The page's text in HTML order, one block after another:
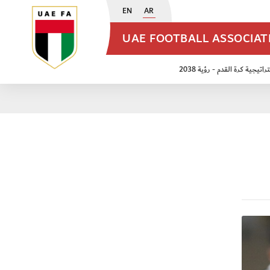
EN AR
UAE FOOTBALL
كرة القدم - رؤية 2038